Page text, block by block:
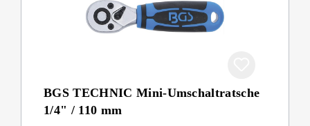
BGS TECHNIC Mini-Umschaltratsche
1/4" / 110 mm